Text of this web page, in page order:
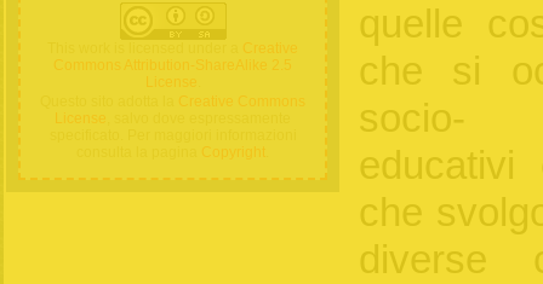
Creative
Commons Attribution-ShareAlike 2.5
License
Creative Commons
License
Copyright
quelle
che si
socio-
che
diverse